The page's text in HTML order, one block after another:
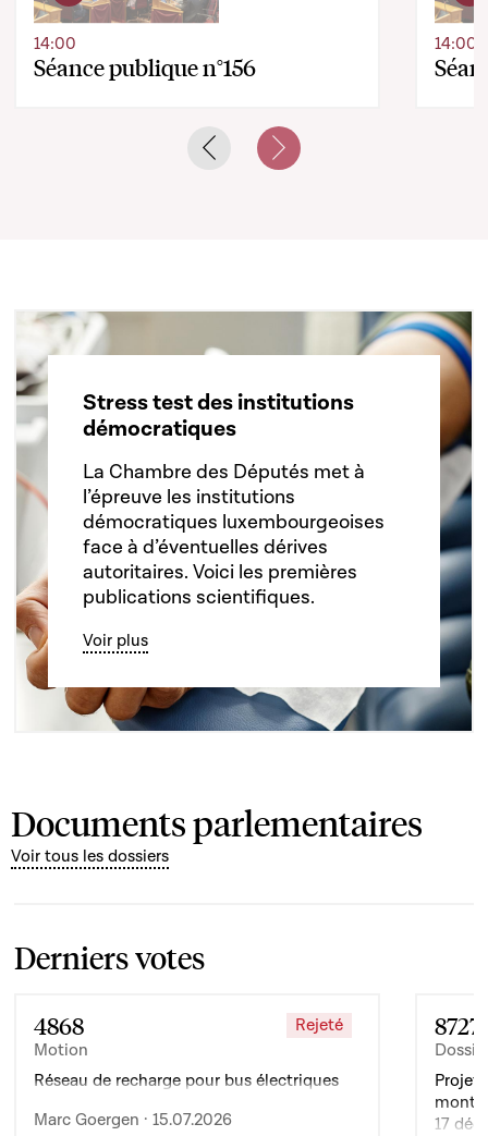
Séance publique n°156
14:00 14:00
Previous slideNext slide
Stress test des institutions
démocratiques
La Chambre des Députés met à
l’épreuve les institutions
démocratiques luxembourgeoises
face à d’éventuelles dérives
autoritaires. Voici les premières
publications scientifiques.
Voir plus
Documents parlementaires
Voir tous les dossiers
Derniers votes
4868
Motion
Rejeté
Réseau de recharge pour bus électriques
Marc Goergen · 15.07.2026
8727
Projet
17